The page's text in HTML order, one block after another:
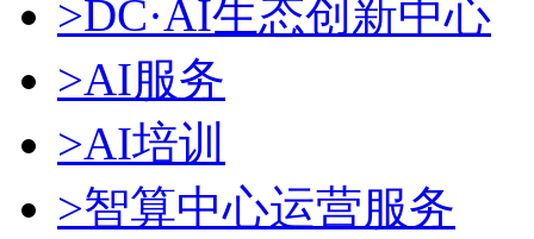
>DC·AI生态创新中心
>AI服务
>AI培训
>智算中心运营服务